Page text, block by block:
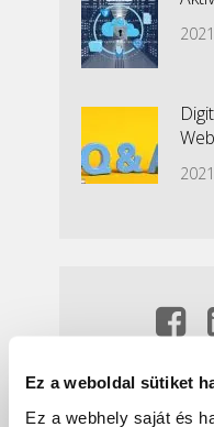
Ez a weboldal sütiket
Ez a webhely saját és